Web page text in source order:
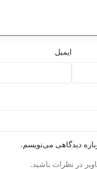
ایمیل
دیدگاهی می‌نویسم.
در نظرات باشید.